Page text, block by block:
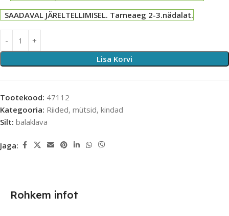
SAADAVAL JÄRELTELLIMISEL. Tarneaeg 2-3.nädalat.
Lisa Korvi
Tootekood: 47112
Kategooria: Riided, mütsid, kindad
Silt: balaklava
Jaga:
Rohkem infot